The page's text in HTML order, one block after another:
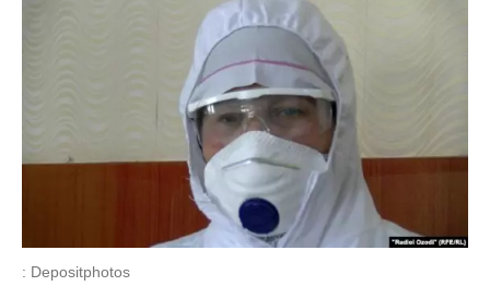
: Depositphotos